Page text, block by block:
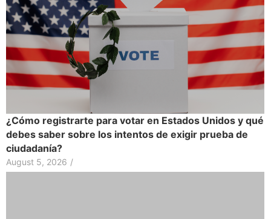
¿Cómo registrarte para votar en Estados Unidos y qué
debes saber sobre los intentos de exigir prueba de
ciudadanía?
August 5, 2026 /